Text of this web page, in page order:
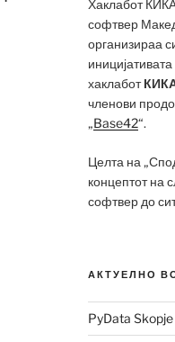
Хаклабот
софтвер
организираа
хаклабот
членови
„Base42“.
Целта на
концептот на
софтвер до
АКТУЕЛНО
PyData Skopje